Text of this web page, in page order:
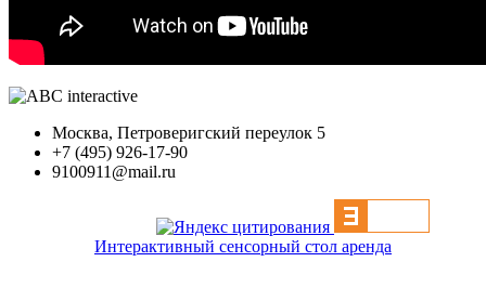
Москва, Петроверигский переулок 5
+7 (495) 926-17-90
9100911@mail.ru
Интерактивный сенсорный стол аренда